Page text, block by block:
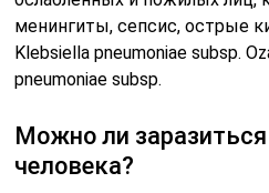
менингиты, сепсис, острые
Klebsiella pneumoniae subsp.
pneumoniae subsp.
Можно ли
человека?